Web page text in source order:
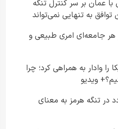
با عمان بر سر کنترل تنگه
به تنهایی نمی‌تواند
هر جامعه‌ای امری طبیعی و
را وادار به همراهی کرد؛ چرا
ویدیو
در تنگه هرمز به معنای